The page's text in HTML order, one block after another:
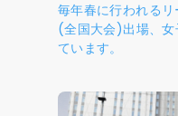
毎年春に行われる
(全国大会)出場、女
ています。